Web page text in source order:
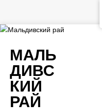
МАЛЬ
ДИВС
КИЙ
РАЙ